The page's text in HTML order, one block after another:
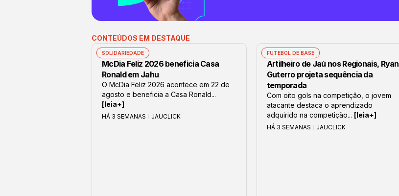
CONTEÚDOS EM DESTAQUE
SOLIDARIEDADE
McDia Feliz 2026 beneficia Casa
Ronald em Jahu
O McDia Feliz 2026 acontece em 22 de
agosto e beneficia a Casa Ronald...
[leia+]
HÁ 3 SEMANAS JAUCLICK
FUTEBOL DE BASE
Artilheiro de Jaú nos Regionais, Ryan
Guterro projeta sequência da
temporada
Com oito gols na competição, o jovem
atacante destaca o aprendizado
adquirido na competição... [leia+]
HÁ 3 SEMANAS JAUCLICK